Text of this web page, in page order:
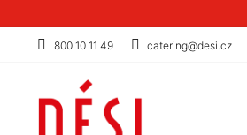
na
800 10 11 49 catering@desi.cz